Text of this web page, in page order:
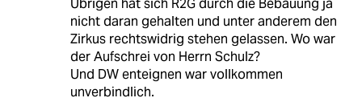
Übrigen hat sich R2G durch die Bebauung ja
nicht daran gehalten und unter anderem den
Zirkus rechtswidrig stehen gelassen. Wo war
der Aufschrei von Herrn Schulz?
Und DW enteignen war vollkommen
unverbindlich.